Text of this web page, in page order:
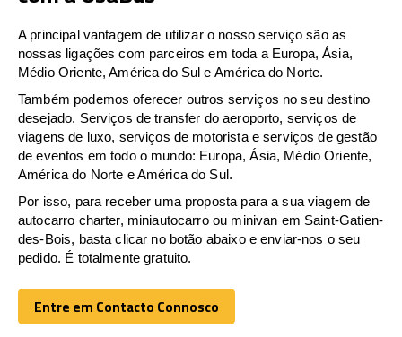
A principal vantagem de utilizar o nosso serviço são as
nossas ligações com parceiros em toda a Europa, Ásia,
Médio Oriente, América do Sul e América do Norte.
Também podemos oferecer outros serviços no seu destino
desejado. Serviços de transfer do aeroporto, serviços de
viagens de luxo, serviços de motorista e serviços de gestão
de eventos em todo o mundo: Europa, Ásia, Médio Oriente,
América do Norte e América do Sul.
Por isso, para receber uma proposta para a sua viagem de
autocarro charter, miniautocarro ou minivan em Saint-Gatien-
des-Bois, basta clicar no botão abaixo e enviar-nos o seu
pedido. É totalmente gratuito.
Entre em Contacto Connosco
Entre em Contacto Connosco